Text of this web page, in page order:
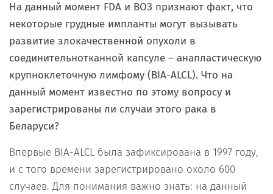
На данный момент FDA и ВОЗ признают факт, что
некоторые грудные импланты могут вызывать
развитие злокачественной опухоли в
соединительнотканной капсуле – анапластическую
крупноклеточную лимфому (BIA-ALCL). Что на
данный момент известно по этому вопросу и
зарегистрированы ли случаи этого рака в
Беларуси?
Впервые BIA-ALCL была зафиксирована в 1997 году,
и с того времени зарегистрировано около 600
случаев. Для понимания важно знать: на данный